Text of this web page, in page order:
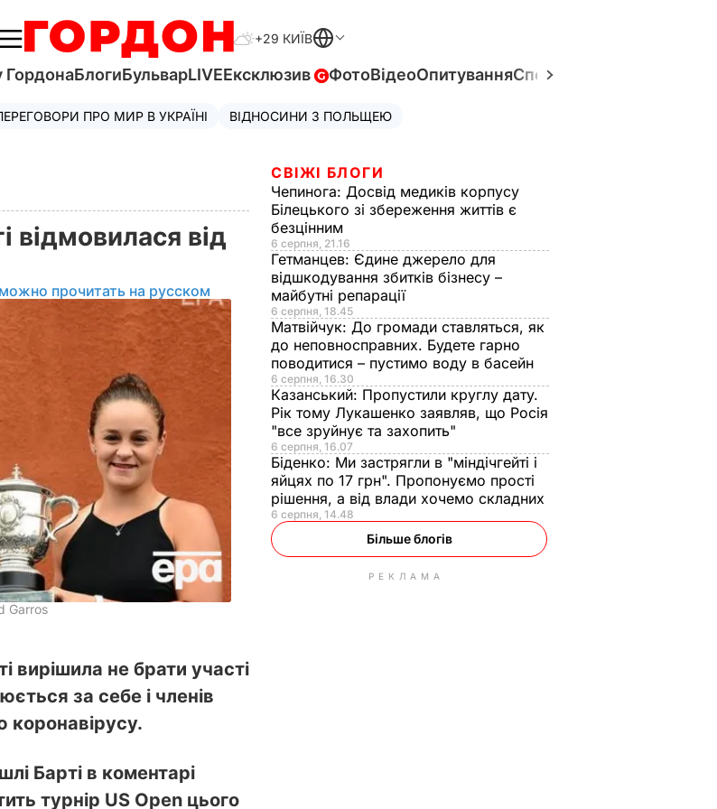
+29 КИЇВ
ГордонаБлогиБульварLIVEЕксклюзив ФотоВідеоОпитуванняСпецпроєкти
ПРО МИР В УКРАЇНІ ВІДНОСИНИ З ПОЛЬЩЕЮ
відмовилася від
прочитать на русском
Garros
вирішила не брати участі
за себе і членів
коронавірусу.
Барті в коментарі
турнір US Open цього
СВІЖІ БЛОГИ
Чепинога: Досвід медиків корпусу
Білецького зі збереження життів є
безцінним
6 серпня, 21.16
Гетманцев: Єдине джерело для
відшкодування збитків бізнесу –
майбутні репарації
6 серпня, 18.45
Матвійчук: До громади ставляться, як
до неповносправних. Будете гарно
поводитися – пустимо воду в басейн
6 серпня, 16.30
Казанський: Пропустили круглу дату.
Рік тому Лукашенко заявляв, що Росія
"все зруйнує та захопить"
6 серпня, 16.07
Біденко: Ми застрягли в "міндічгейті і
яйцях по 17 грн". Пропонуємо прості
рішення, а від влади хочемо складних
6 серпня, 14.48
Більше блогів
РЕКЛАМА